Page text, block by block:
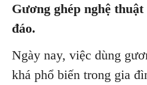
Gương ghép nghệ
đáo.
Ngày nay, việc dùng
khá phổ biến trong gia